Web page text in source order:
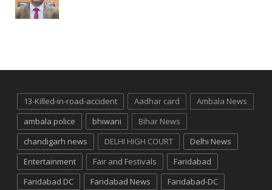
13-Killed-in-road-accident Aadhar card
Ambala News
ambala police
bhiwani
Bihar News
chandigarh news
DELHI HIGH COURT
Delhi News
Entertainment
Fair and Festivals
Faridabad
Faridabad DC
Faridabad News
Faridabad-DC